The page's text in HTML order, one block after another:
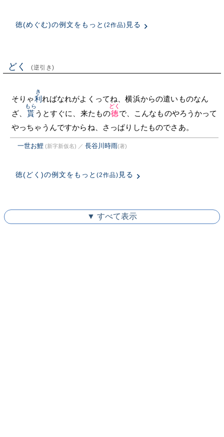
徳(めぐむ)の例文をもっと (2作品) 見る
どく (逆引き)
そりゃ利
き
ればなれがよくってね、横浜からの遣いものなん
ざ、 貰
もら
うとすぐに、来たもの徳
どく
で、こんなものやろうかって
やっちゃうんですからね、さっぱりしたものでさあ。
一世お鯉 (新字新仮名) ／ 長谷川時雨(著)
徳(どく)の例文をもっと (2作品) 見る
▼ すべて表示